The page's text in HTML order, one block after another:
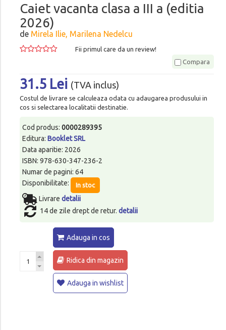
Caiet vacanta clasa a III a (editia
2026)
de Mirela Ilie, Marilena Nedelcu
Fii primul care da un review!
Compara
31.5 Lei (TVA inclus)
Costul de livrare se calculeaza odata cu adaugarea produsului in
cos si selectarea localitatii destinatie.
Cod produs: 0000289395
Editura: Booklet SRL
Data aparitie: 2026
ISBN: 978-630-347-236-2
Numar de pagini: 64
Disponibilitate:
In stoc
Livrare detalii
14 de zile drept de retur. detalii
Adauga in cos
Ridica din magazin
Adauga in wishlist